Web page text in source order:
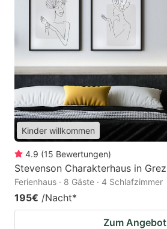
Kinder willkommen
4.9 (15 Bewertungen)
Stevenson Charakterhaus in Grez
Ferienhaus · 8 Gäste · 4 Schlafzimmer
195€ /Nacht*
Zum Angebot